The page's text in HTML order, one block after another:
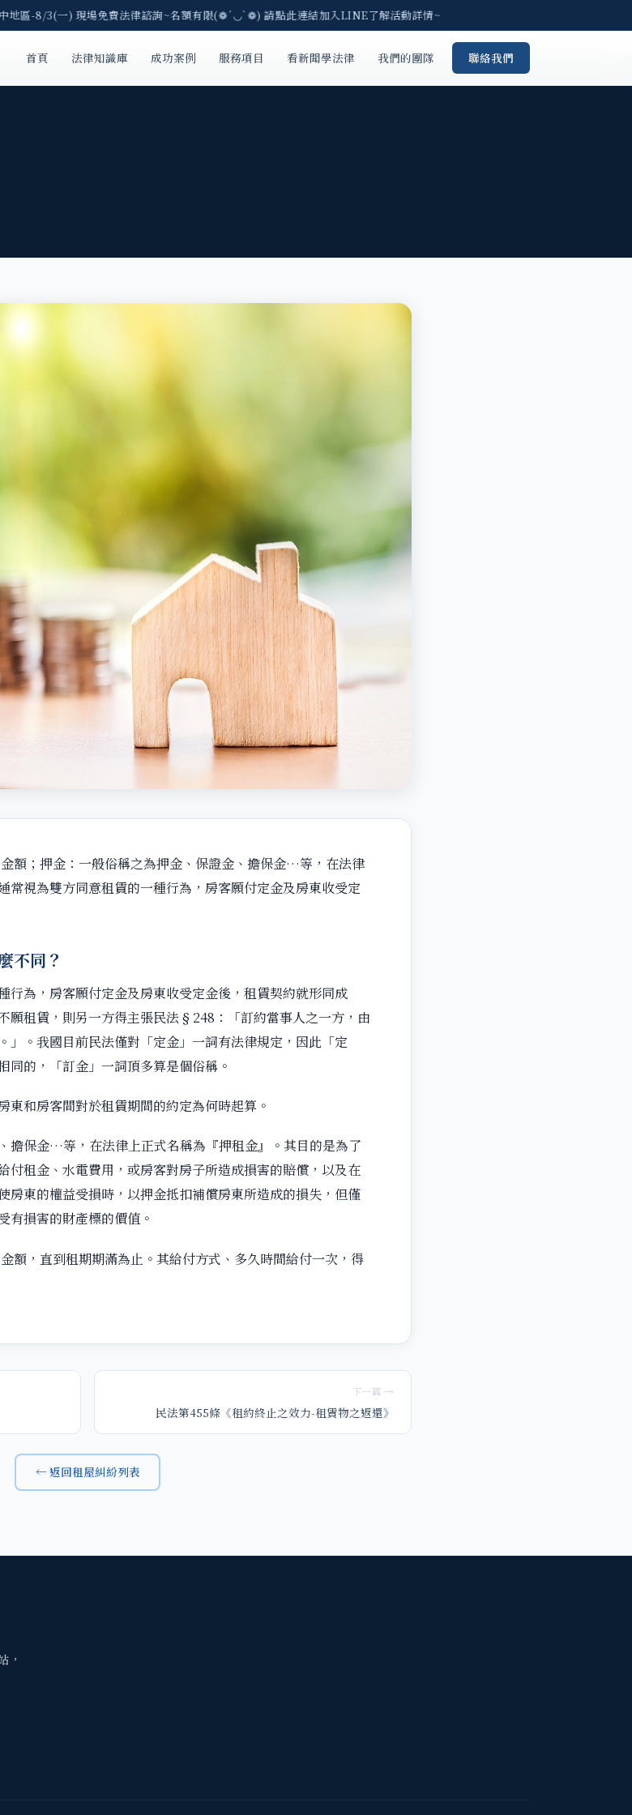
-8/3(一) 現場免費法律諮詢~名額有限(❁´◡`❁) 請點此連結加入LINE了解活動詳情~
首頁 法律知識庫 成功案例 服務項目 看新聞學法律 我們的團隊 聯絡我們
額；押金：一般俗稱之為押金、保證金、擔保金…等，在法律
常視為雙方同意租賃的一種行為，房客願付定金及房東收受定
不同？
行為，房客願付定金及房東收受定金後，租賃契約就形同成
願租賃，則另一方得主張民法§248：「訂約當事人之一方，由
」。我國目前民法僅對「定金」一詞有法律規定，因此「定
同的，「訂金」一詞頂多算是個俗稱。
東和房客間對於租賃期間的約定為何時起算。
擔保金…等，在法律上正式名稱為『押租金』。其目的是為了
付租金、水電費用，或房客對房子所造成損害的賠償，以及在
房東的權益受損時，以押金抵扣補償房東所造成的損失，但僅
有損害的財產標的價值。
額，直到租期期滿為止。其給付方式、多久時間給付一次，得
下一篇 →
民法第455條《租約終止之效力-租賃物之返還》
← 返回租屋糾紛列表
，